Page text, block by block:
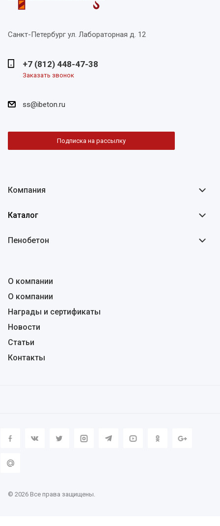
Санкт-Петербург ул. Лабораторная д. 12
+7 (812) 448-47-38
Заказать звонок
ss@ibeton.ru
Подписка на рассылку
Компания
Каталог
Пенобетон
О компании
О компании
Награды и сертификаты
Новости
Статьи
Контакты
© 2026 Все права защищены.